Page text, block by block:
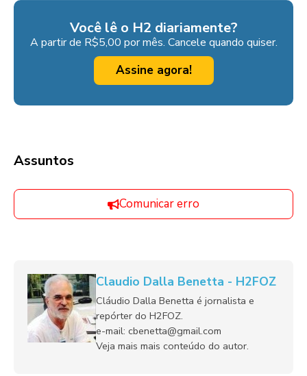
Você lê o H2 diariamente?
A partir de R$5,00 por mês. Cancele quando quiser.
Assine agora!
Assuntos
Comunicar erro
Claudio Dalla Benetta - H2FOZ
Cláudio Dalla Benetta é jornalista e
repórter do H2FOZ.
e-mail: cbenetta@gmail.com
Veja mais mais conteúdo do autor.